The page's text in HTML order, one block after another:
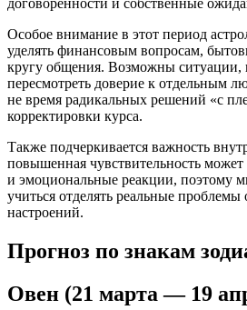
договоренности и собственные
Особое внимание в этот период
уделять финансовым вопросам,
кругу общения. Возможны ситуации,
пересмотреть доверие к отдельным
не время радикальных решений «с
корректировки курса.
Также подчеркивается важность
повышенная чувствительность может
и эмоциональные реакции, поэтому
учиться отделять реальные
настроений.
Прогноз по знакам
Овен (21 марта — 19